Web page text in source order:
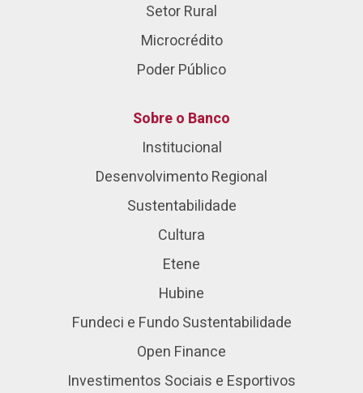
Setor Rural
Microcrédito
Poder Público
Sobre o Banco
Institucional
Desenvolvimento Regional
Sustentabilidade
Cultura
Etene
Hubine
Fundeci e Fundo Sustentabilidade
Open Finance
Investimentos Sociais e Esportivos